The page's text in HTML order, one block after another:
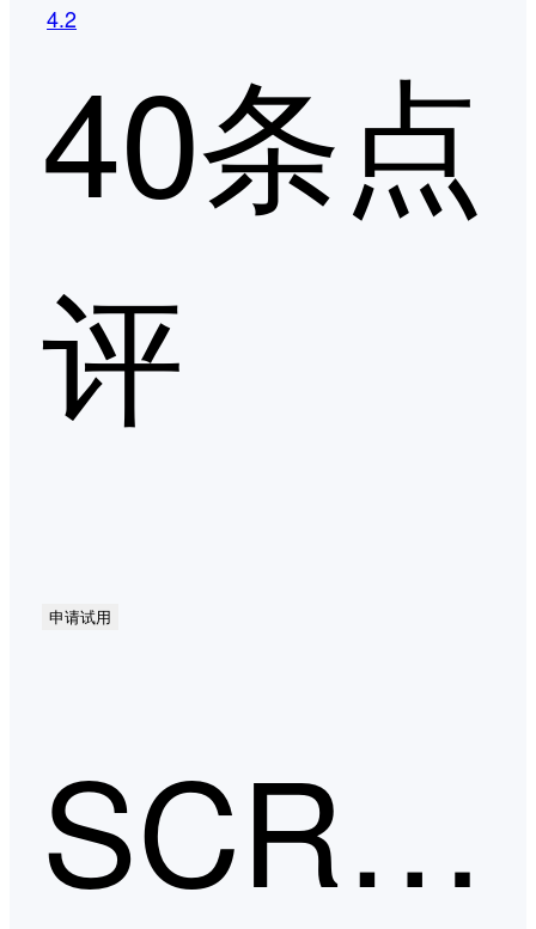
4.2
40条点
评
申请试用
SCRM第二季度口碑产品